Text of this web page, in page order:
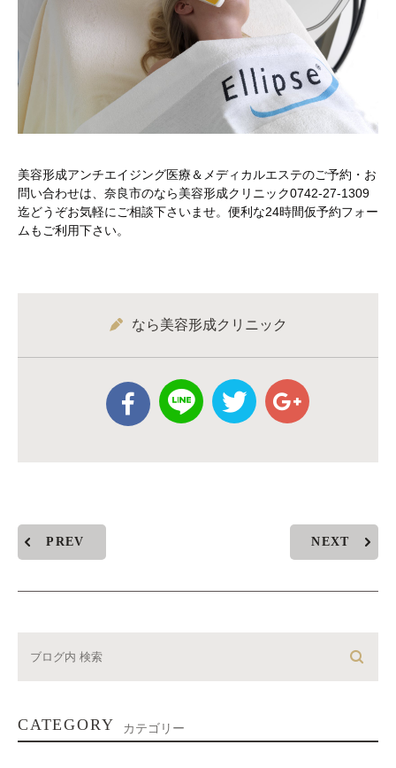
美容形成アンチエイジング医療＆メディカルエステのご予約・お
問い合わせは、奈良市のなら美容形成クリニック0742-27-1309
迄どうぞお気軽にご相談下さいませ。便利な24時間仮予約フォー
ムもご利用下さい。
なら美容形成クリニック
PREV NEXT
CATEGORY カテゴリー